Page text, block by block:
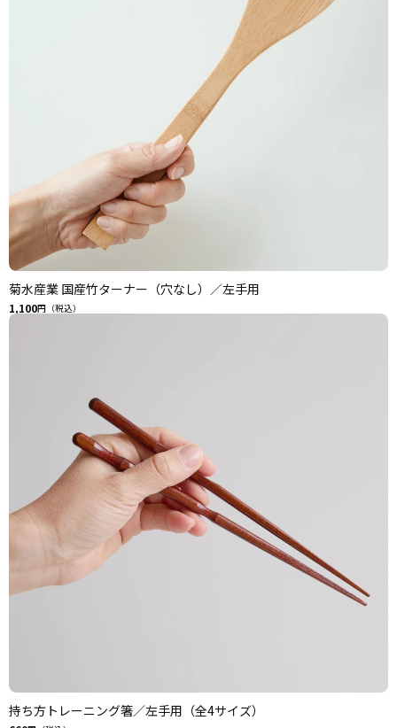
菊水産業 国産竹ターナー（穴なし）／左手用
1,100円（税込）
持ち方トレーニング箸／左手用（全4サイズ）